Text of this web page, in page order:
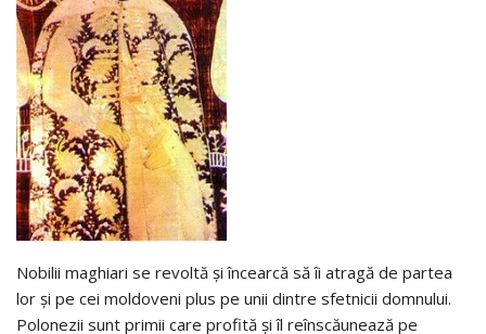
Nobilii maghiari se revoltă și încearcă să îi atragă de partea
lor și pe cei moldoveni plus pe unii dintre sfetnicii domnului.
Polonezii sunt primii care profită și îl reînscăunează pe